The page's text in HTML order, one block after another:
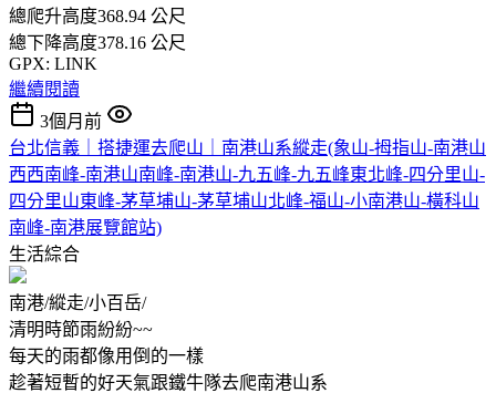
總爬升高度368.94 公尺
總下降高度378.16 公尺
GPX: LINK
繼續閱讀
3個月前
台北信義｜搭捷運去爬山｜南港山系縱走(象山-拇指山-南港山
西西南峰-南港山南峰-南港山-九五峰-九五峰東北峰-四分里山-
四分里山東峰-茅草埔山-茅草埔山北峰-福山-小南港山-橫科山
南峰-南港展覽館站)
生活綜合
南港/縱走/小百岳/
清明時節雨紛紛~~
每天的雨都像用倒的一樣
趁著短暫的好天氣跟鐵牛隊去爬南港山系